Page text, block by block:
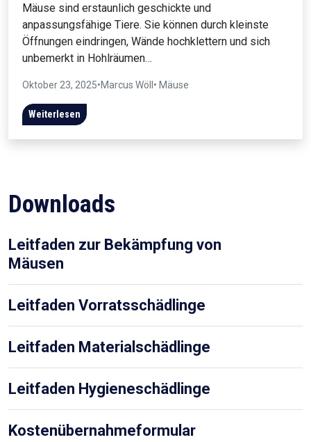
Mäuse sind erstaunlich geschickte und
anpassungsfähige Tiere. Sie können durch kleinste
Öffnungen eindringen, Wände hochklettern und sich
unbemerkt in Hohlräumen…
Oktober 23, 2025•Marcus Wöll• Mäuse
Weiterlesen
Downloads
Leitfaden zur Bekämpfung von
Mäusen
Leitfaden Vorratsschädlinge
Leitfaden Materialschädlinge
Leitfaden Hygieneschädlinge
Kostenübernahmeformular